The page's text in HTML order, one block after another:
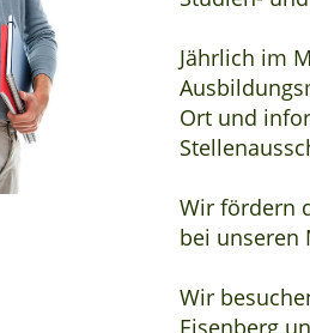
Jährlich im
Ort und
Wir fördern
bei unseren
Wir